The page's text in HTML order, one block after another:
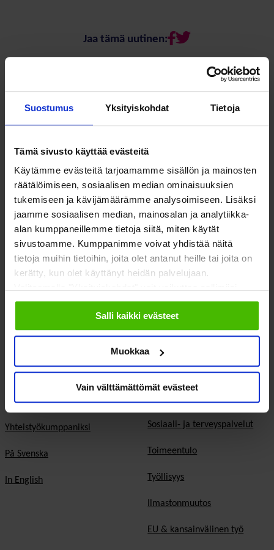
Suostumus Yksityiskohdat Tietoja
Tämä sivusto käyttää evästeitä
Käytämme evästeitä tarjoamamme sisällön ja mainosten
räätälöimiseen, sosiaalisen median ominaisuuksien
tukemiseen ja kävijämäärämme analysoimiseen. Lisäksi
jaamme sosiaalisen median, mainosalan ja analytiikka-
alan kumppaneillemme tietoja siitä, miten käytät
sivustoamme. Kumppanimme voivat yhdistää näitä
tietoja muihin tietoihin, joita olet antanut heille tai joita on
kerätty, kun olet käyttänyt heidän palvelujaan.
evästeisiin.
Salli kaikki evästeet
Muokkaa
Vain välttämättömät evästeet
Jaa tämä uutinen:
00100 Helsinki
Meistä
Tietoa Sostesta
Verkostot
Varaa kokoustila
Yhteistyökumppaniksi
På Svenska
In English
Vaikuttaminen
Kansalaisyhteiskunta ja
Hyvinvointitalous
Järjestöjen
toimintaedellytykset
Hyvinvoinnin ja terveyden
Sosiaali- ja terveyspalvelut
Toimeentulo
Työllisyys
Ilmastonmuutos
EU & kansainvälinen työ